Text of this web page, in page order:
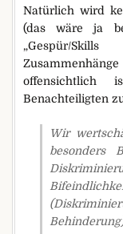
Natürlich wird
(das wäre ja
„Gespür/
Benachteiligten
Wir
besonders